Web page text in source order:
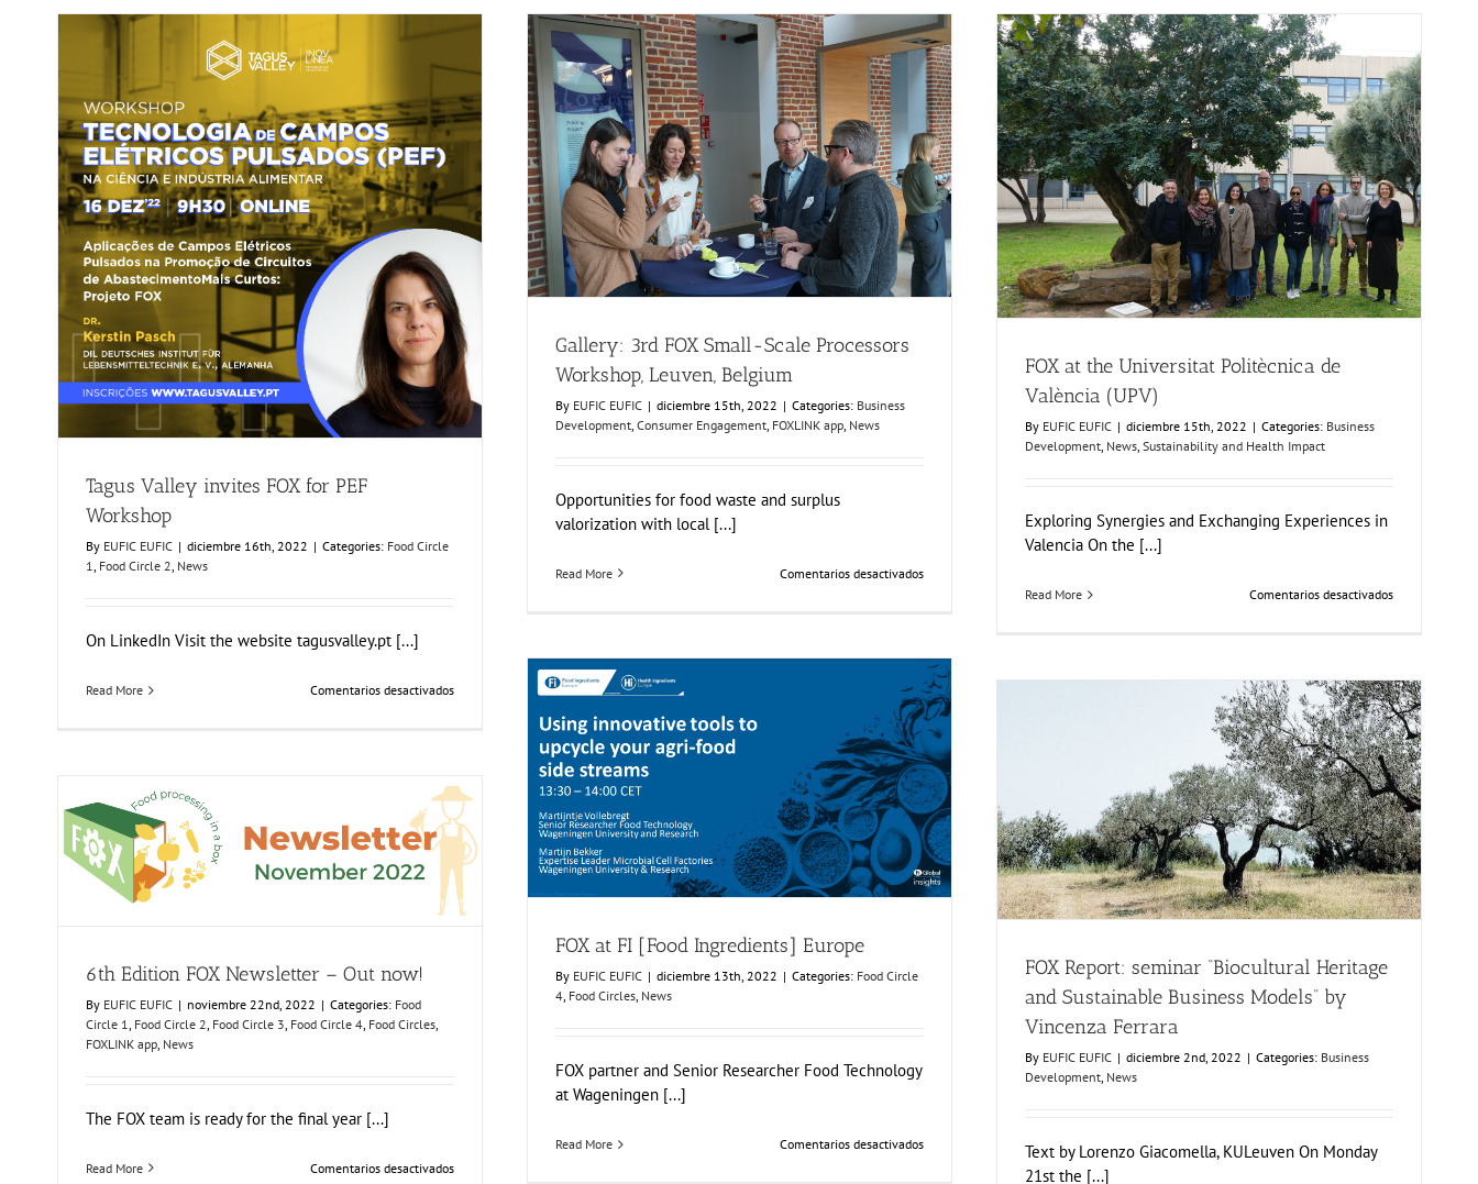
Tagus Valley invites FOX for PEF Workshop
Food Circle 1 Food Circle 2 News
Tagus Valley invites FOX for PEF
Workshop
By EUFIC EUFIC | diciembre 16th, 2022 | Categories: Food Circle
1, Food Circle 2, News
On LinkedIn Visit the website tagusvalley.pt [...]
Read More Comentarios desactivadosen
for
PEF
Workshop
Gallery: 3rd FOX Small-Scale Processors Workshop,
Leuven, Belgium
Business Development Consumer Engagement FOXLINK app
News
Gallery: 3rd FOX Small-Scale Processors
Workshop, Leuven, Belgium
By EUFIC EUFIC | diciembre 15th, 2022 | Categories: Business
Development Consumer Engagement FOXLINK app News
Opportunities for food waste and surplus
valorization with local [...]
Read More Comentarios desactivadosen
Scale
Processors
Workshop,
Leuven,
Belgium
FOX at the Universitat Politècnica de València (UPV)
Business Development News Sustainability and Health Impact
FOX at the Universitat Politècnica de
València (UPV)
By EUFIC EUFIC | diciembre 15th, 2022 | Categories: Business
Development, News, Sustainability and Health Impact
Exploring Synergies and Exchanging Experiences in
Valencia On the [...]
Read More Comentarios desactivadosen
Politècnica
de
València
(UPV)
FOX at FI [Food Ingredients] Europe
Food Circles News
FOX at FI [Food Ingredients] Europe
By EUFIC EUFIC | diciembre 13th, 2022 | Categories: Food Circle
4, Food Circles, News
FOX partner and Senior Researcher Food Technology
at Wageningen [...]
Read More Comentarios desactivadosen
FOX Report: seminar “Biocultural Heritage and
Sustainable Business Models” by Vincenza Ferrara
Business Development News
FOX Report: seminar “Biocultural Heritage
and Sustainable Business Models” by
Vincenza Ferrara
By EUFIC EUFIC | diciembre 2nd, 2022 | Categories: Business
Development News
Text by Lorenzo Giacomella, KULeuven On Monday
21st the [...]
6th Edition FOX Newsletter – Out now!
Food Circle 1 Food Circle 2 Food Circle 3 Food Circle 4 Food
6th Edition FOX Newsletter – Out now!
By EUFIC EUFIC | noviembre 22nd, 2022 | Categories: Food
Circle 1 Food Circle 2 Food Circle 3 Food Circle 4 Food Circles
FOXLINK app News
The FOX team is ready for the final year [...]
Read More Comentarios desactivadosen